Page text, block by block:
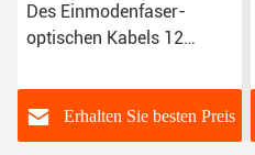
Des Einmodenfaser-
optischen Kabels 12
ISO9001
Erhalten Sie besten Preis